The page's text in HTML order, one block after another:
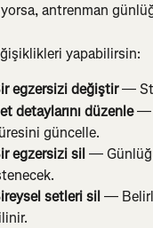
antrenman
yapabilirsin:
egzersizi değiştir —
detaylarını düzenle —
güncelle.
egzersizi sil —
setleri sil —